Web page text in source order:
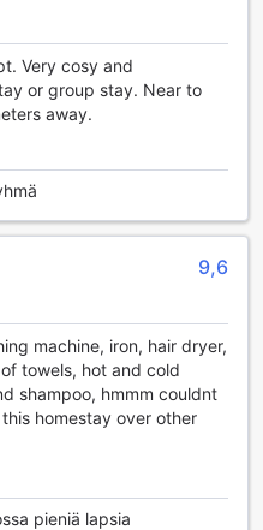
Very cosy and
or group stay. Near to
away.
9,6
machine, iron, hair dryer,
towels, hot and cold
shampoo, hmmm couldnt
homestay over other
pieniä lapsia